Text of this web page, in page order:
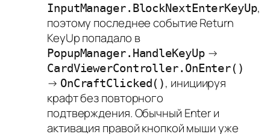
InputManager.BlockNextEnterKeyUp,
поэтому последнее событие Return
KeyUp попадало в
PopupManager.HandleKeyUp→
CardViewerController.OnEnter()
→ OnCraftClicked(), инициируя
крафт без повторного
подтверждения. Обычный Enter и
активация правой кнопкой мыши уже